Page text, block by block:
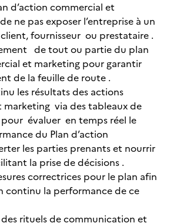
d’action commercial et
ne pas exposer l’entreprise à un
fournisseur ou prestataire .
de tout ou partie du plan
et marketing pour garantir
de la feuille de route .
les résultats des actions
marketing via des tableaux de
évaluer en temps réel le
du Plan d’action
les parties prenants et nourrir
la prise de décisions .
correctrices pour le plan afin
continu la performance de ce
rituels de communication et